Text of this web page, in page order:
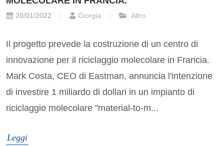
20/01/2022 Giorgia Altro
Il progetto prevede la costruzione di un centro di
innovazione per il riciclaggio molecolare in Francia.
Mark Costa, CEO di Eastman, annuncia l'intenzione
di investire 1 miliardo di dollari in un impianto di
riciclaggio molecolare "material-to-m...
Leggi